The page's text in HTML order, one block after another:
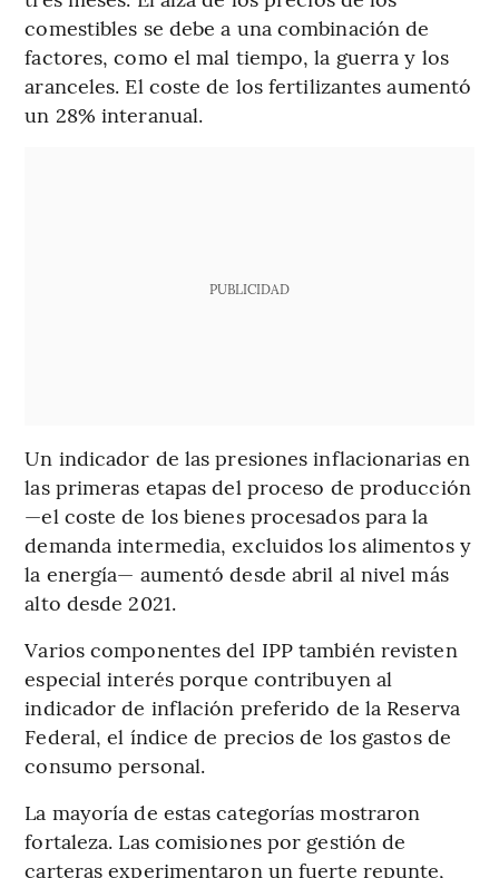
comestibles se debe a una combinación de
factores, como el mal tiempo, la guerra y los
aranceles. El coste de los fertilizantes aumentó
un 28% interanual.
PUBLICIDAD
Un indicador de las presiones inflacionarias en
las primeras etapas del proceso de producción
—el coste de los bienes procesados ​​para la
demanda intermedia, excluidos los alimentos y
la energía— aumentó desde abril al nivel más
alto desde 2021.
Varios componentes del IPP también revisten
especial interés porque contribuyen al
indicador de inflación preferido de la Reserva
Federal, el índice de precios de los gastos de
consumo personal.
La mayoría de estas categorías mostraron
fortaleza. Las comisiones por gestión de
carteras experimentaron un fuerte repunte,